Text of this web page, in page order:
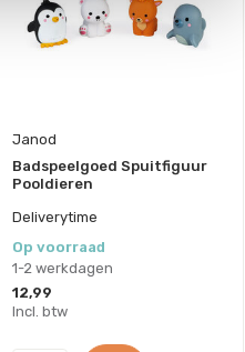
Janod
Badspeelgoed Spuitfiguur
Pooldieren
Deliverytime
Op voorraad
1-2 werkdagen
12,99
Incl. btw